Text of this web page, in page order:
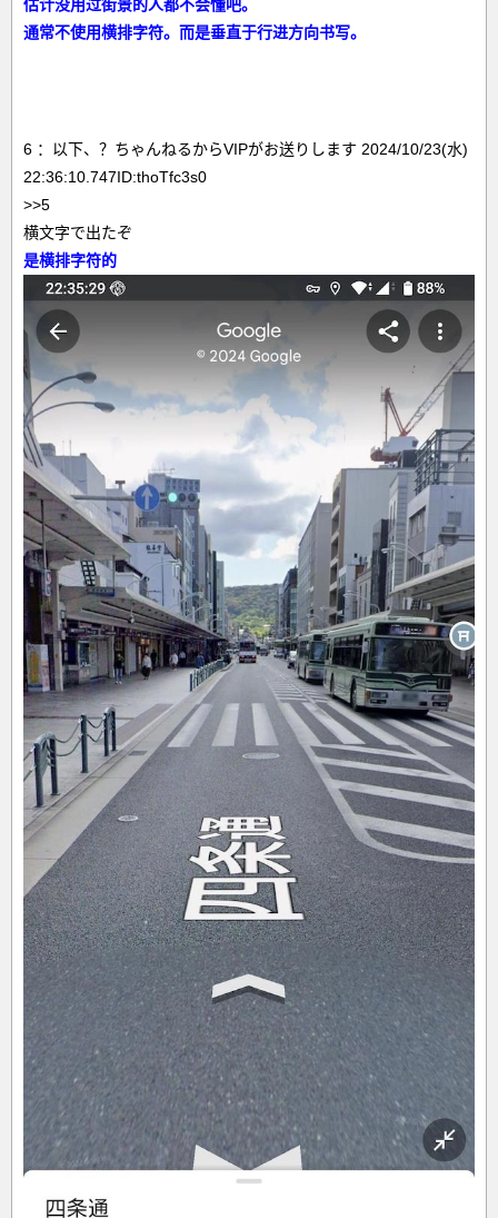
估计没用过街景的人都不会懂吧。
通常不使用横排字符。而是垂直于行进方向书写。
6 ：以下、？ちゃんねるからVIPがお送りします 2024/10/23(水)
22:36:10.747ID:thoTfc3s0
>>5
横文字で出たぞ
是横排字符的